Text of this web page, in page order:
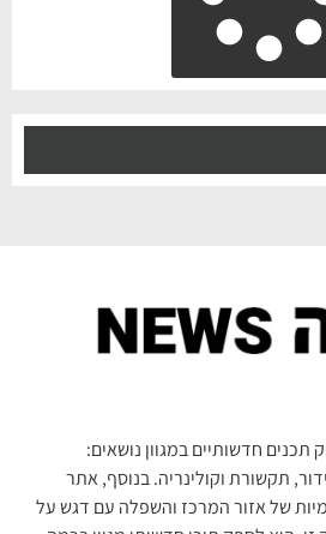
חדשותיים במגוון נושאים:
תקשורת וקולינריה. בנוסף, אתר
של אזור המרכז והשפלה עם דגש על